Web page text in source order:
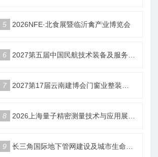
5 2026NFE·北食展暨临沂禽产业博览会
6 2027第五届中国民航技术装备及服务展_北京站
7 2027第17届云南建博会门窗业整装定制智能家居卫浴建材展会
8 2026上海量子精密测量技术与应用展将于11月10日开幕！
9 长三角国际地下管网建设及城市生命安全线展览会